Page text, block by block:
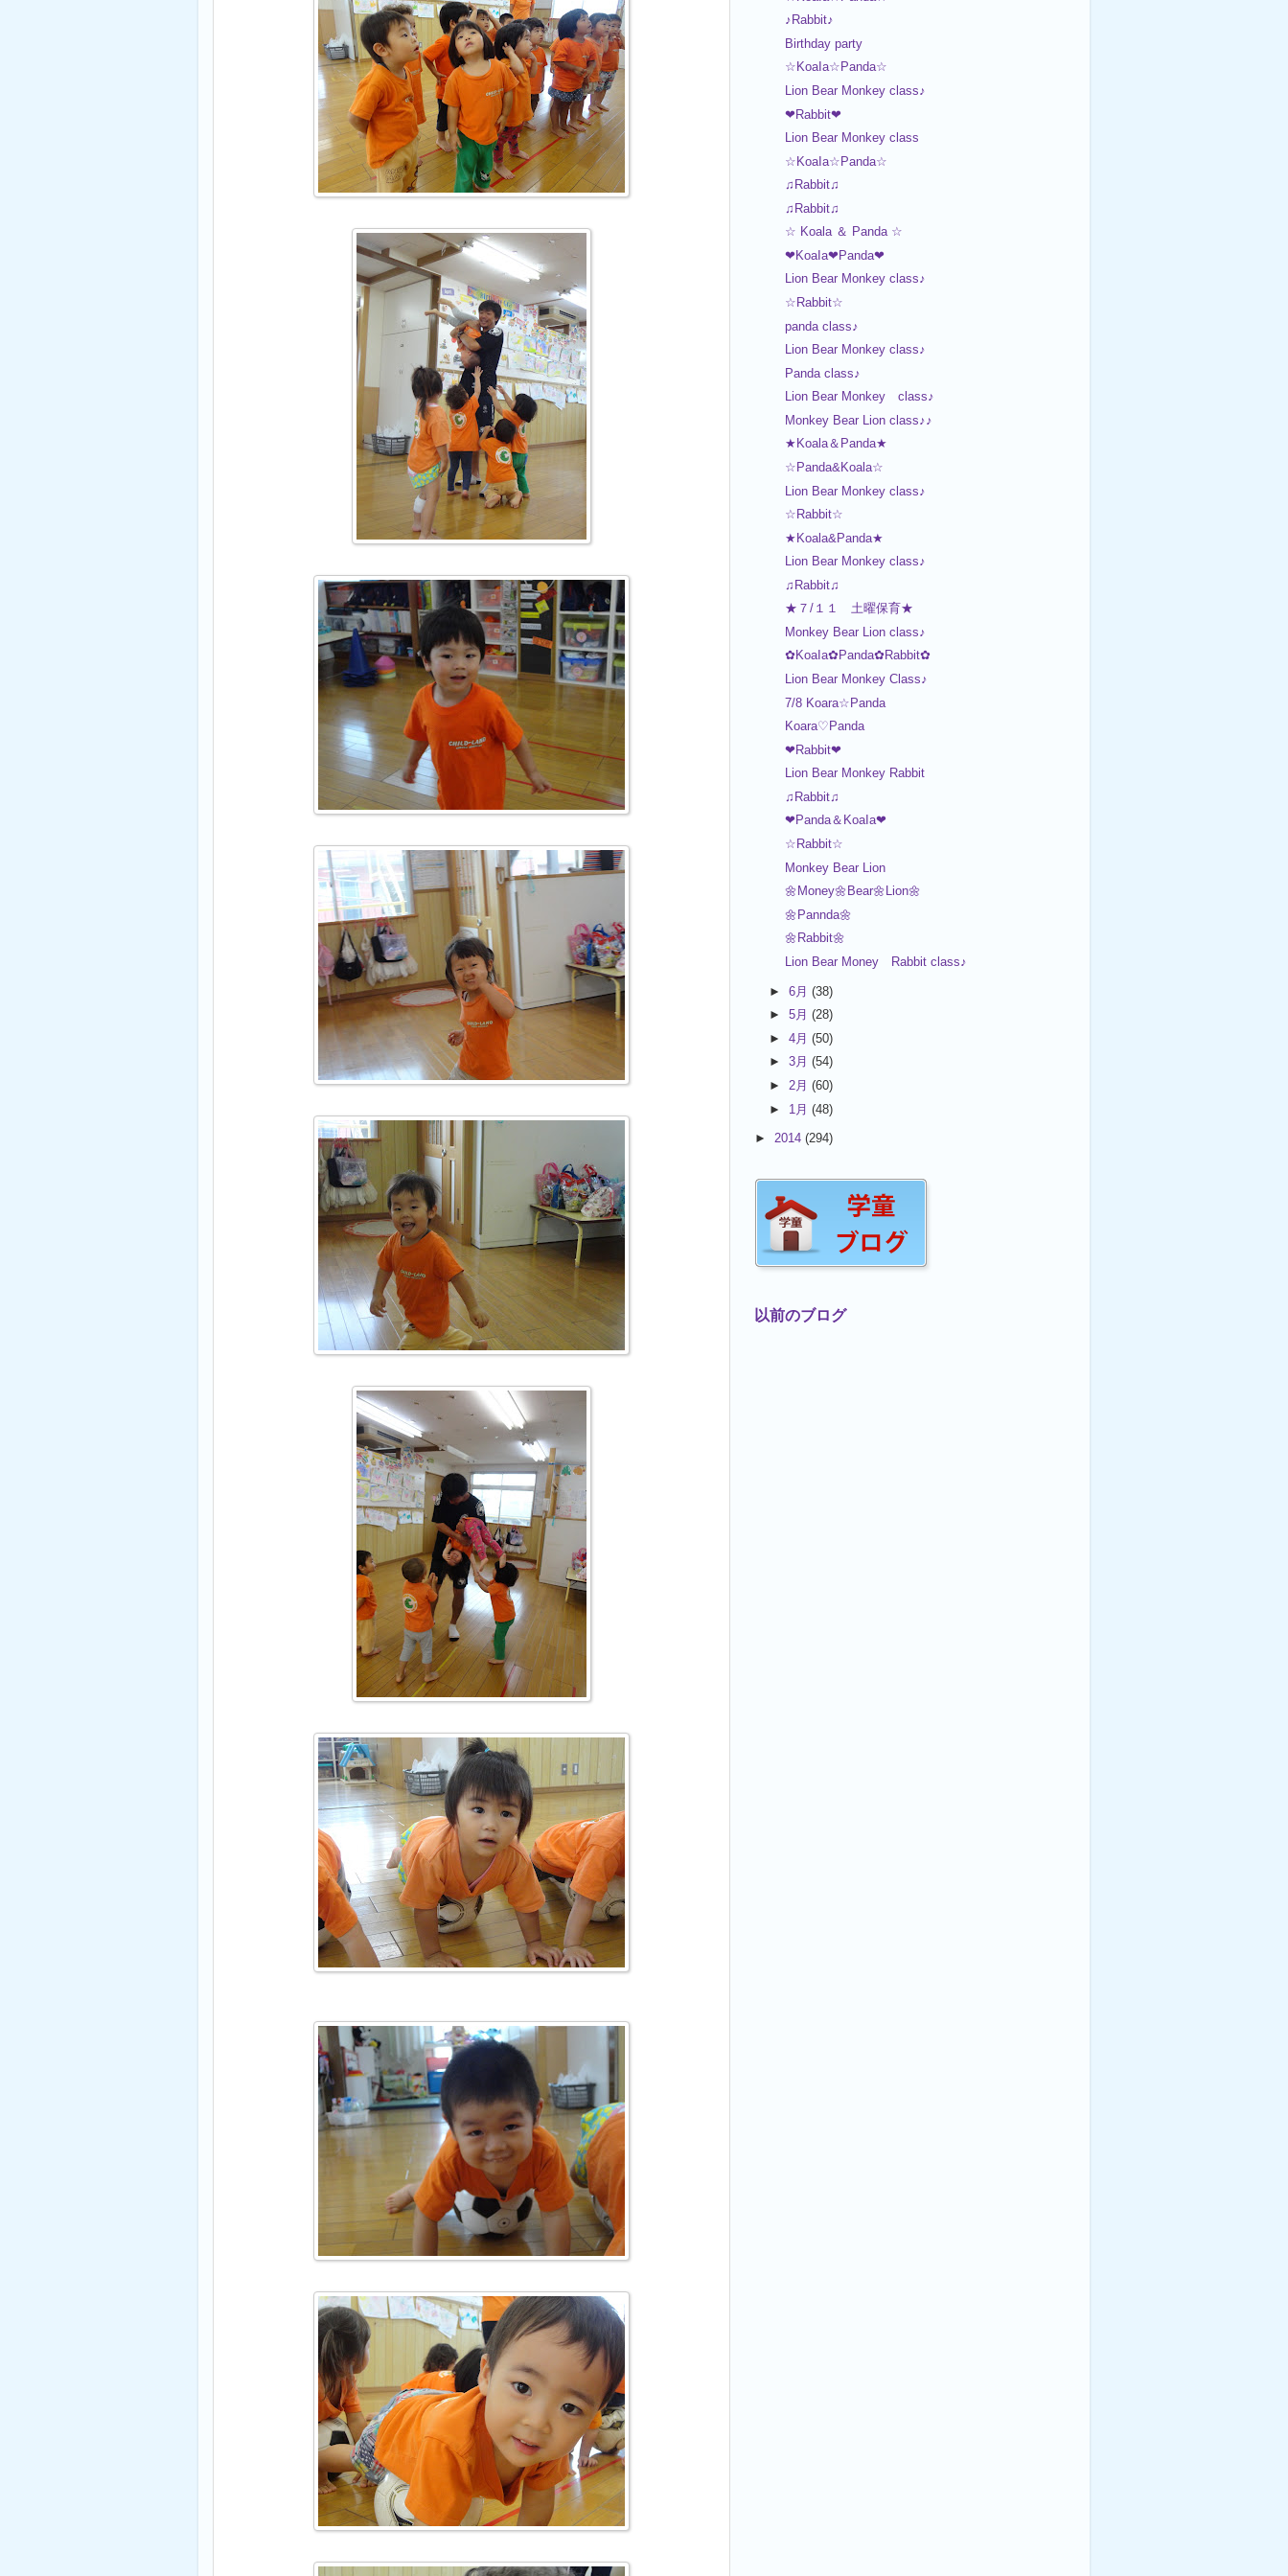
♪Rabbit♪
Birthday party
☆KoaIa☆Panda☆
Lion Bear Monkey class♪
❤Rabbit❤
Lion Bear Monkey class
☆KoaIa☆Panda☆
♫Rabbit♫
♫Rabbit♫
☆ Koala ＆ Panda ☆
❤KoaIa❤Panda❤
Lion Bear Monkey class♪
☆Rabbit☆
panda class♪
Lion Bear Monkey class♪
Panda class♪
Lion Bear Monkey class♪
Monkey Bear Lion class♪♪
★Koala＆Panda★
☆Panda&Koala☆
Lion Bear Monkey class♪
☆Rabbit☆
★Koala&Panda★
Lion Bear Monkey class♪
♫Rabbit♫
★７/１１ 土曜保育★
Monkey Bear Lion class♪
✿KoaIa✿Panda✿Rabbit✿
Lion Bear Monkey Class♪
7/8 Koara☆Panda
Koara♡Panda
❤Rabbit❤
Lion Bear Monkey Rabbit
♫Rabbit♫
❤Panda＆KoaIa❤
☆Rabbit☆
Monkey Bear Lion
🌼Money🌼Bear🌼Lion🌼
🌼Pannda🌼
🌼Rabbit🌼
Lion Bear Money Rabbit class♪
►6月(38)
►5月(28)
►4月(50)
►3月(54)
► 2月(60)
► 1月(48)
► 2014 (294)
以前のブログ